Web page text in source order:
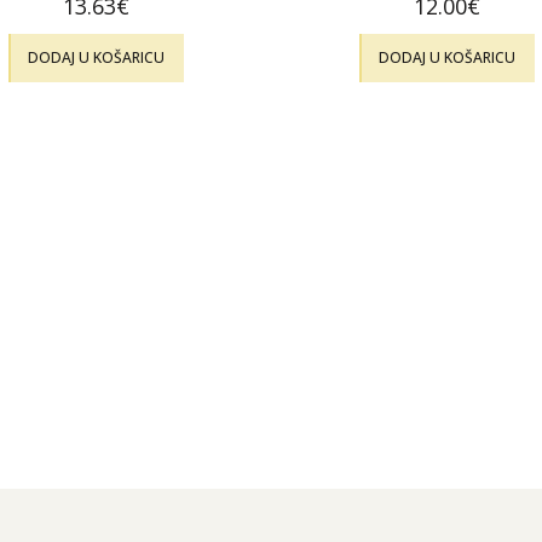
13.63€
DODAJ U KOŠARICU
12.00€
DODAJ U KOŠARICU